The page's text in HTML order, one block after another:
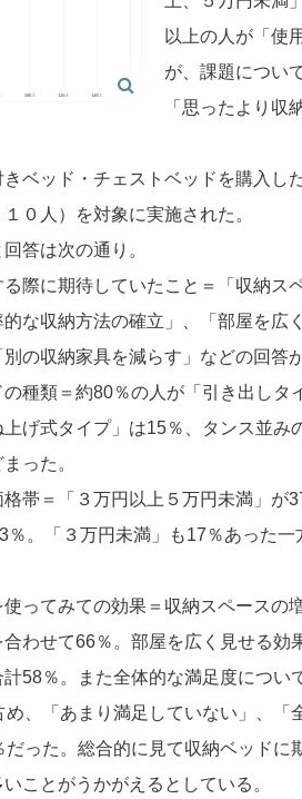
以上の人が「使
が、課題につい
「思ったより収
ベッド・チェストベッドを購入し
０人）を対象に実施された。
答は次の通り。
際に期待していたこと＝「収納ス
な収納方法の確立」、「部屋を広
の収納家具を減らす」などの回答
種類＝約80％の人が「引き出しタ
げ式タイプ」は15％、タンス並み
った。
帯＝「３万円以上５万円未満」が
％。「３万円未満」も17％あった
ってみての効果＝収納スペースの
わせて66％。部屋を広く見せる効
58％。また全体的な満足度につい
め、「あまり満足していない」、「
った。総合的に見て収納ベッドに
ことがうかがえるとしている。